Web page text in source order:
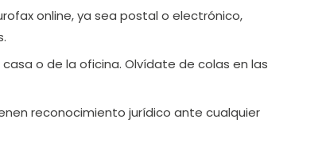
online, ya sea postal o electrónico,
o de la oficina. Olvídate de colas en las
reconocimiento jurídico ante cualquier